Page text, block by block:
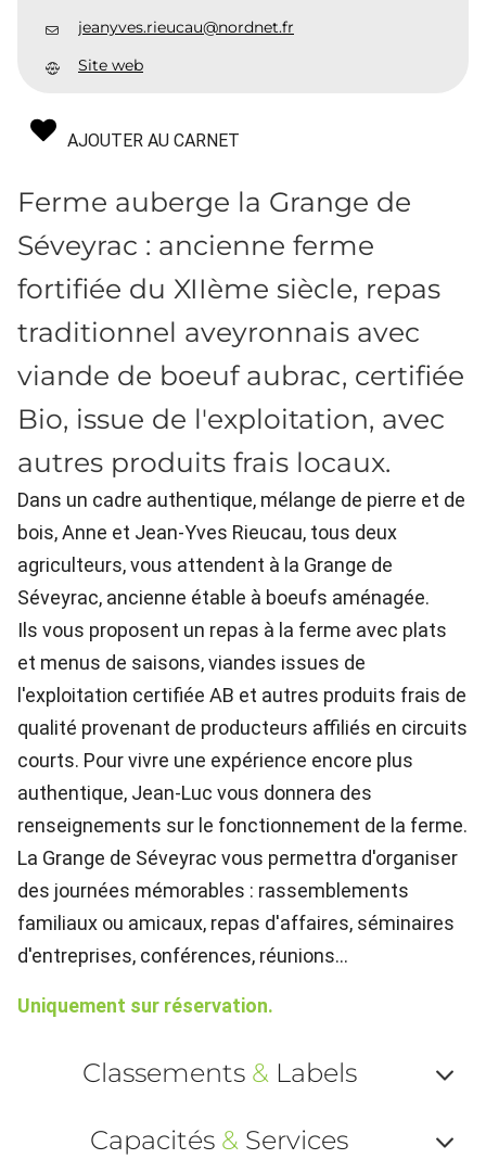
jeanyves.rieucau@nordnet.fr
Site web
AJOUTER AU CARNET
Ferme auberge la Grange de
Séveyrac : ancienne ferme
fortifiée du XIIème siècle, repas
traditionnel aveyronnais avec
viande de boeuf aubrac, certifiée
Bio, issue de l'exploitation, avec
autres produits frais locaux.
Dans un cadre authentique, mélange de pierre et de
bois, Anne et Jean-Yves Rieucau, tous deux
agriculteurs, vous attendent à la Grange de
Séveyrac, ancienne étable à boeufs aménagée.
Ils vous proposent un repas à la ferme avec plats
et menus de saisons, viandes issues de
l'exploitation certifiée AB et autres produits frais de
qualité provenant de producteurs affiliés en circuits
courts. Pour vivre une expérience encore plus
authentique, Jean-Luc vous donnera des
renseignements sur le fonctionnement de la ferme.
La Grange de Séveyrac vous permettra d'organiser
des journées mémorables : rassemblements
familiaux ou amicaux, repas d'affaires, séminaires
d'entreprises, conférences, réunions...
Uniquement sur réservation.
Classements & Labels
Capacités & Services